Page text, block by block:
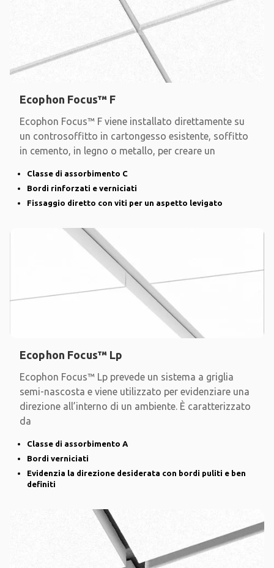
Ecophon Focus™ F
Ecophon Focus™ F viene installato direttamente su
un controsoffitto in cartongesso esistente, soffitto
in cemento, in legno o metallo, per creare un
Classe di assorbimento C
Bordi rinforzati e verniciati
Fissaggio diretto con viti per un aspetto levigato
Ecophon Focus™ Lp
Ecophon Focus™ Lp prevede un sistema a griglia
semi-nascosta e viene utilizzato per evidenziare una
direzione all’interno di un ambiente. È caratterizzato
da
Classe di assorbimento A
Bordi verniciati
Evidenzia la direzione desiderata con bordi puliti e ben
definiti